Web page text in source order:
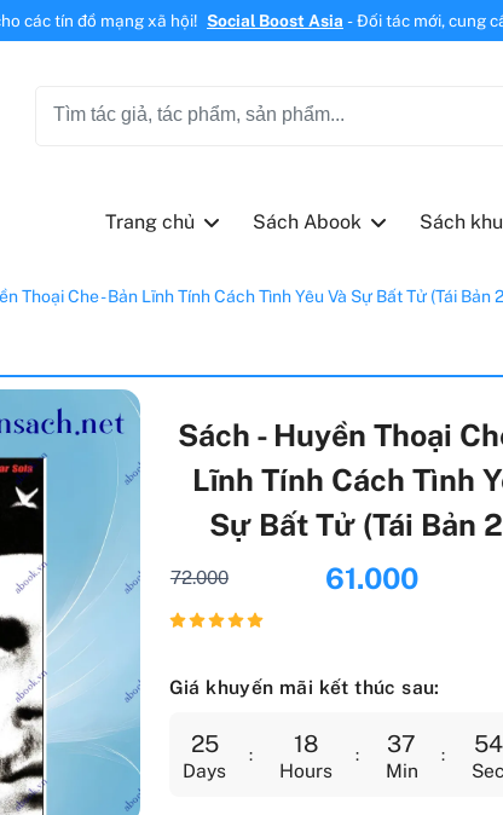
các tín đồ mạng xã hội! Social Boost Asia - Đối tác mới, cung
Trang chủ Sách Abook Sách
Thoại Che - Bản Lĩnh Tính Cách Tình Yêu Và Sự Bất Tử (Tái Bản
Sách - Huyền Thoại
Lĩnh Tính Cách Tình
Sự Bất Tử (Tái Bản
72.000 61.000
Giá khuyến mãi kết thúc sau:
25
Days
18
Hours
37
Min
52
Sec